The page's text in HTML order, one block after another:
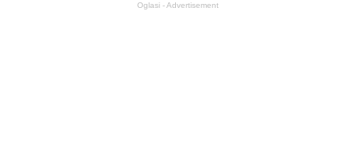
Oglasi - Advertisement